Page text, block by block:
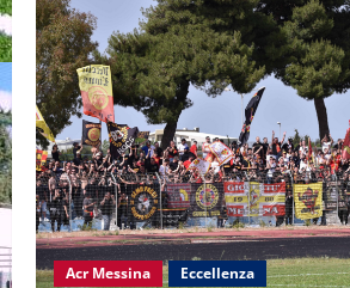
Acr Messina Eccellenza